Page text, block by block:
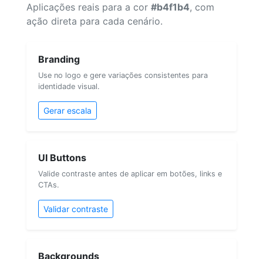
Aplicações reais para a cor #b4f1b4, com
ação direta para cada cenário.
Branding
Use no logo e gere variações consistentes para
identidade visual.
Gerar escala
UI Buttons
Valide contraste antes de aplicar em botões, links e
CTAs.
Validar contraste
Backgrounds